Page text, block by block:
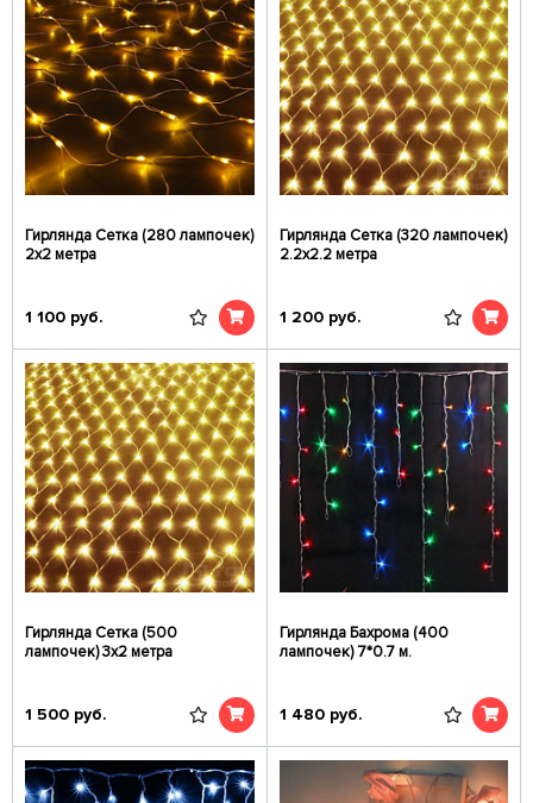
Гирлянда Сетка (280 лампочек)
2x2 метра
1 100 руб.
Гирлянда Сетка (320 лампочек)
2.2х2.2 метра
1 200 руб.
Гирлянда Сетка (500
лампочек) 3х2 метра
1 500 руб.
Гирлянда Бахрома (400
лампочек) 7*0.7 м.
1 480 руб.